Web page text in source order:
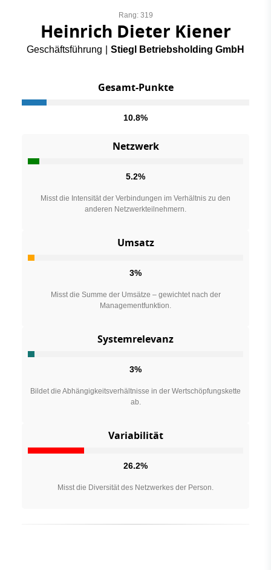
Rang: 319
Heinrich Dieter Kiener
Geschäftsführung Stiegl Betriebsholding GmbH
Gesamt-Punkte
10.8%
Netzwerk
5.2%
Misst die Intensität der Verbindungen im Verhältnis zu den
anderen Netzwerkteilnehmern.
Umsatz
3%
Misst die Summe der Umsätze – gewichtet nach der
Managementfunktion.
Systemrelevanz
3%
Bildet die Abhängigkeitsverhältnisse in der Wertschöpfungskette
ab.
Variabilität
26.2%
Misst die Diversität des Netzwerkes der Person.